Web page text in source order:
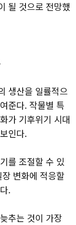
될 것으로 전망했
생산을 일률적으
준다. 작물별 특
가 기후위기 시대
인다.
를 조절할 수 있
변화에 적응할
.
추는 것이 가장